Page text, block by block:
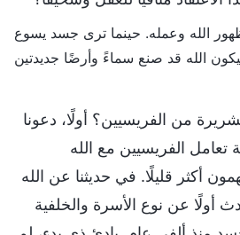
ج. 1. ظهور الله وعمله. حينما ترى جسد يسوع
الله قد صنع سماءً وأرضًا جديدتين
من الفريسيين؟ أولًا، دعونا
تعامل الفريسيين مع الله
أكثر قليلًا. في حديثنا عن الله
أولًا عن نوع الأسرة والخلفية